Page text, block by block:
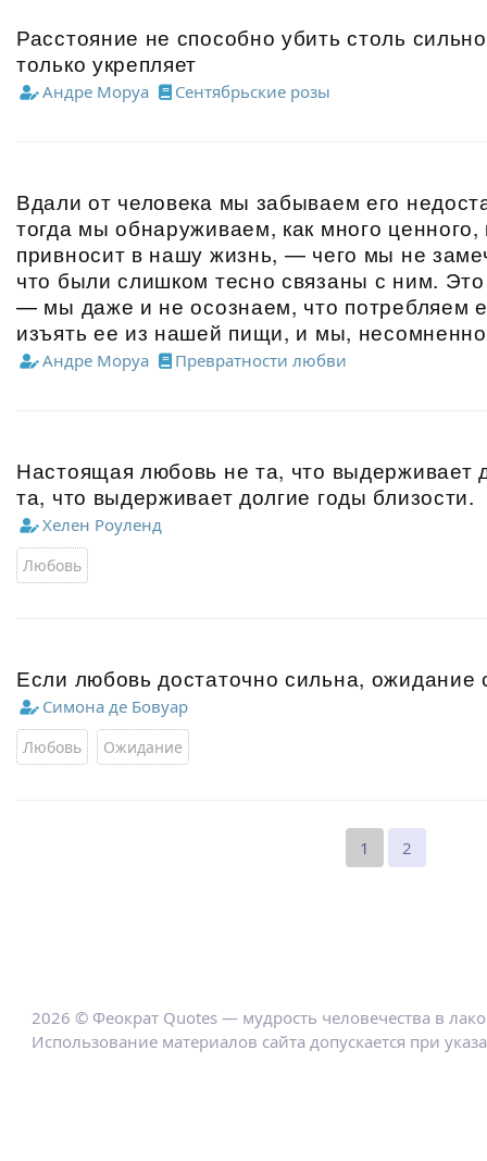
Расстояние не способно убить столь
только укрепляет
Андре Моруа Сентябрьские розы
Вдали от человека мы забываем его
тогда мы обнаруживаем, как много
привносит в нашу жизнь, — чего мы не
что были слишком тесно связаны с ним.
— мы даже и не осознаем, что потребляем
изъять ее из нашей пищи, и мы,
Андре Моруа Превратности любви
Настоящая любовь не та, что выдерживает
та, что выдерживает долгие годы близости.
Хелен Роуленд
Любовь
Если любовь достаточно сильна, ожидание
Симона де Бовуар
Любовь Ожидание
1 2
2026 © Феократ Quotes — мудрость человечества в
Использование материалов сайта допускается при